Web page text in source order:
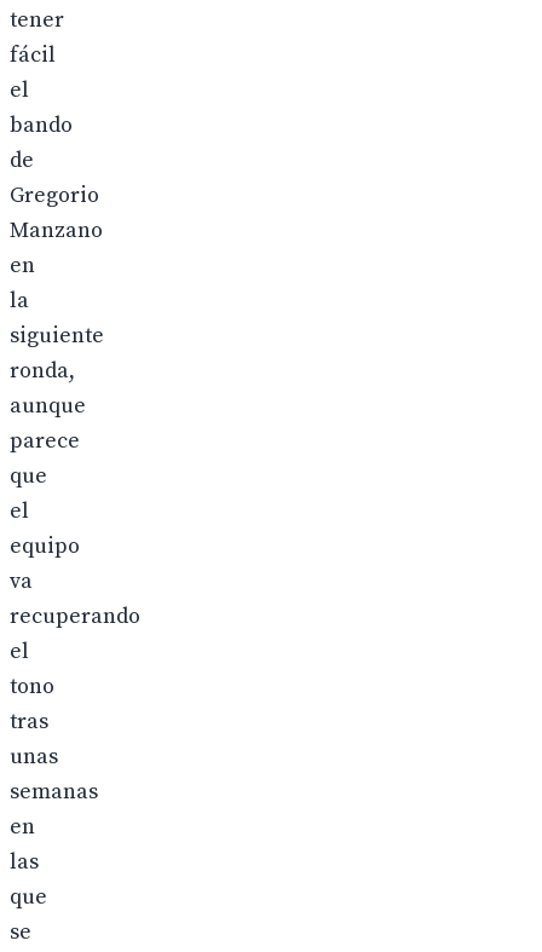
tener
fácil
el
bando
de
Gregorio
Manzano
en
la
siguiente
ronda,
aunque
parece
que
el
equipo
va
recuperando
el
tono
tras
unas
semanas
en
las
que
se